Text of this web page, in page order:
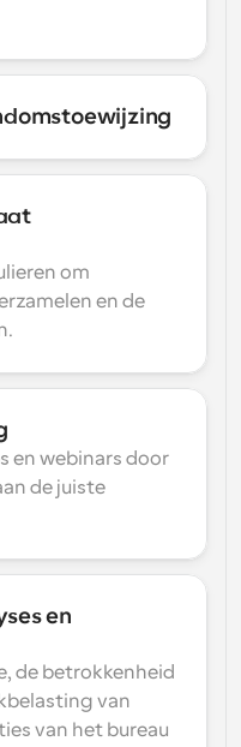
om
en de
en webinars door
de juiste
en
de betrokkenheid
van
van het bureau